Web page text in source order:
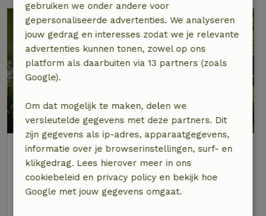
Natuurhuisje in Ciney
Op 14 km afstand van Gesves
2 personen
gebruiken we onder andere voor
gepersonaliseerde advertenties. We analyseren
jouw gedrag en interesses zodat we je relevante
advertenties kunnen tonen, zowel op ons
platform als daarbuiten via 13 partners (zoals
Google).
Om dat mogelijk te maken, delen we
versleutelde gegevens met deze partners. Dit
zijn gegevens als ip-adres, apparaatgegevens,
informatie over je browserinstellingen, surf- en
klikgedrag. Lees hierover meer in ons
cookiebeleid en privacy policy en bekijk hoe
Google met jouw gegevens omgaat.